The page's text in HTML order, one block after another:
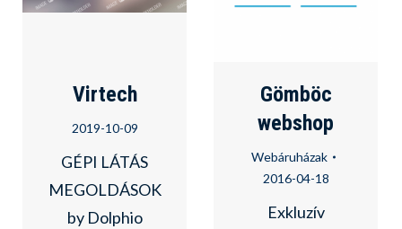
Virtech
2019-10-09
GÉPI LÁTÁS
MEGOLDÁSOK
by Dolphio
Gömböc
webshop
Webáruházak
2016-04-18
Exkluzív